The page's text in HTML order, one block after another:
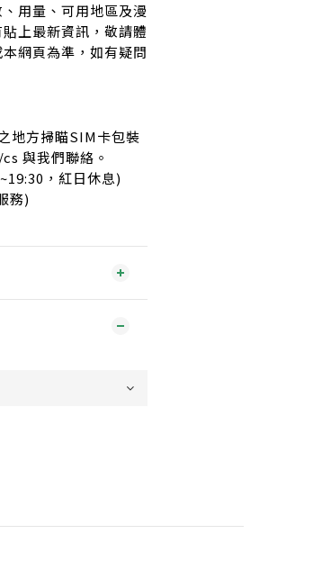
用量、可用地區及漫
上最新資訊，敬請體
網頁為準，如有疑問
地方掃瞄SIM卡包裝
與我們聯絡。
，紅日休息)
務)